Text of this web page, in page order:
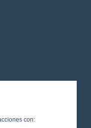
con: